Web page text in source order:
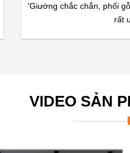
'Giường chắc chắn, phối
rất
VIDEO SẢN